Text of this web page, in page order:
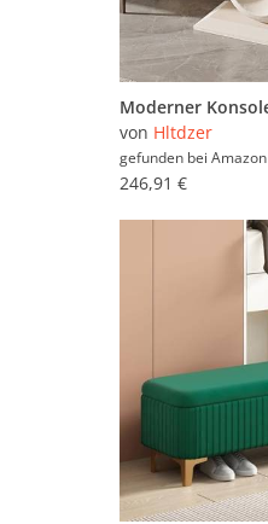
von Hltdzer
gefunden bei Amazon
246,91 €